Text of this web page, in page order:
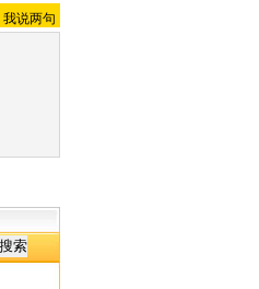
我说两句